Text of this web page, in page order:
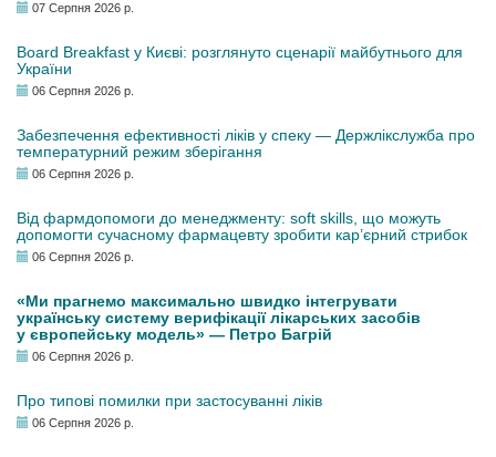
07 Серпня 2026 р.
Board Breakfast у Києві: розглянуто сценарії майбутнього для
України
06 Серпня 2026 р.
Забезпечення ефективності ліків у спеку — Держлікслужба про
температурний режим зберігання
06 Серпня 2026 р.
Від фармдопомоги до менеджменту: soft skills, що можуть
допомогти сучасному фармацевту зробити кар’єрний стрибок
06 Серпня 2026 р.
«Ми прагнемо максимально швидко інтегрувати
українську систему верифікації лікарських засобів
у європейську модель» — Петро Багрій
06 Серпня 2026 р.
Про типові помилки при застосуванні ліків
06 Серпня 2026 р.